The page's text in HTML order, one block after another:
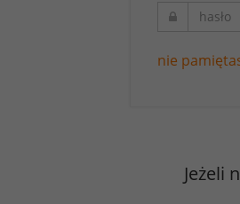
nie
Jeżeli